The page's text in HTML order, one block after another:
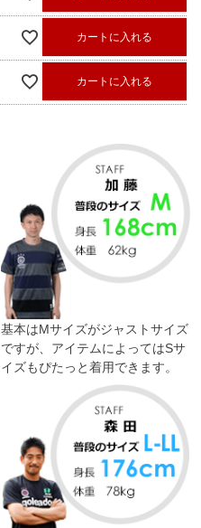
カートに入れる
カートに入れる
基本はMサイズがジャストサイズ
ですが、アイテムによってはSサ
イズもぴたっと着用できます。